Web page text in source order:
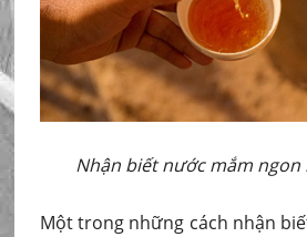
Nhận biết nước mắm ngon
Một trong những cách nhận